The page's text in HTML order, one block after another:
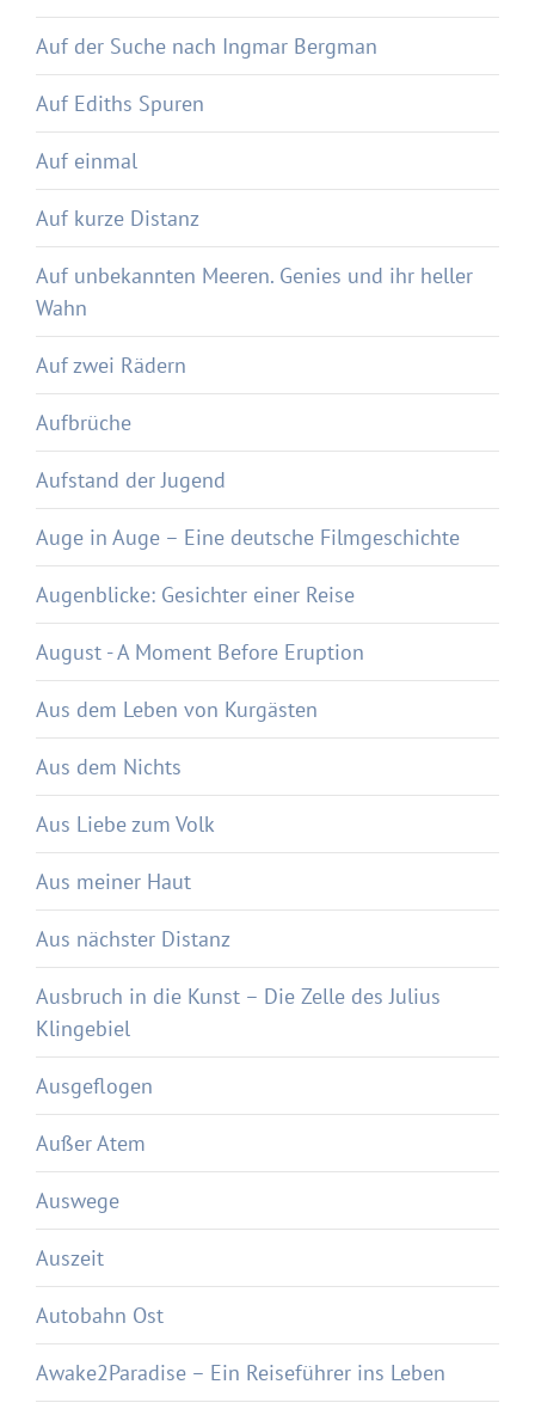
Auf der Suche nach Ingmar Bergman
Auf Ediths Spuren
Auf einmal
Auf kurze Distanz
Auf unbekannten Meeren. Genies und ihr heller
Wahn
Auf zwei Rädern
Aufbrüche
Aufstand der Jugend
Auge in Auge – Eine deutsche Filmgeschichte
Augenblicke: Gesichter einer Reise
August - A Moment Before Eruption
Aus dem Leben von Kurgästen
Aus dem Nichts
Aus Liebe zum Volk
Aus meiner Haut
Aus nächster Distanz
Ausbruch in die Kunst – Die Zelle des Julius
Klingebiel
Ausgeflogen
Außer Atem
Auswege
Auszeit
Autobahn Ost
Awake2Paradise – Ein Reiseführer ins Leben